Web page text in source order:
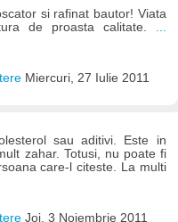
si rafinat bautor! Viata
de proasta calitate. ...
Miercuri, 27 Iulie 2011
sau aditivi. Este in
zahar. Totusi, nu poate fi
care-l citeste. La multi
Joi, 3 Noiembrie 2011